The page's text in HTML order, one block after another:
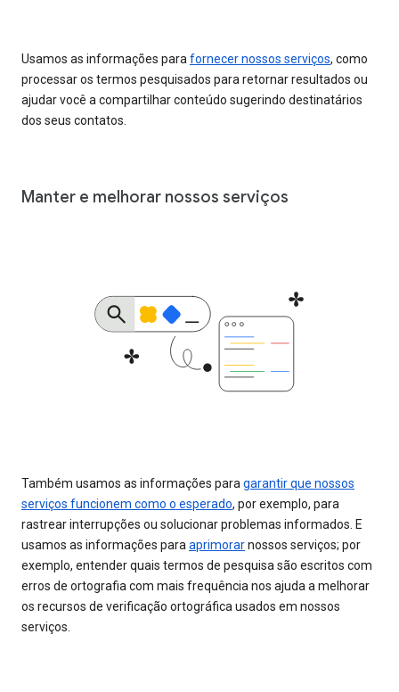
Usamos as informações para fornecer nossos serviços, como
processar os termos pesquisados para retornar resultados ou
ajudar você a compartilhar conteúdo sugerindo destinatários
dos seus contatos.
Manter e melhorar nossos serviços
Também usamos as informações para garantir que nossos
serviços funcionem como o esperado, por exemplo, para
rastrear interrupções ou solucionar problemas informados. E
usamos as informações para aprimorarnossos serviços; por
exemplo, entender quais termos de pesquisa são escritos com
erros de ortografia com mais frequência nos ajuda a melhorar
os recursos de verificação ortográfica usados em nossos
serviços.